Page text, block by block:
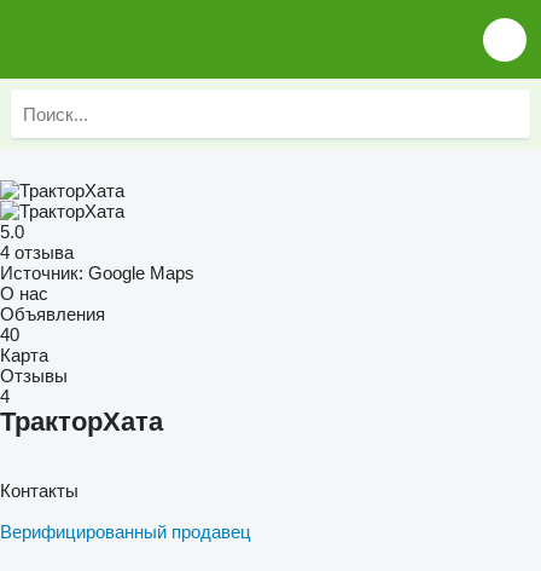
5.0
4 отзыва
Источник: Google Maps
О нас
Объявления
40
Карта
Отзывы
4
ТракторХата
Контакты
Верифицированный продавец